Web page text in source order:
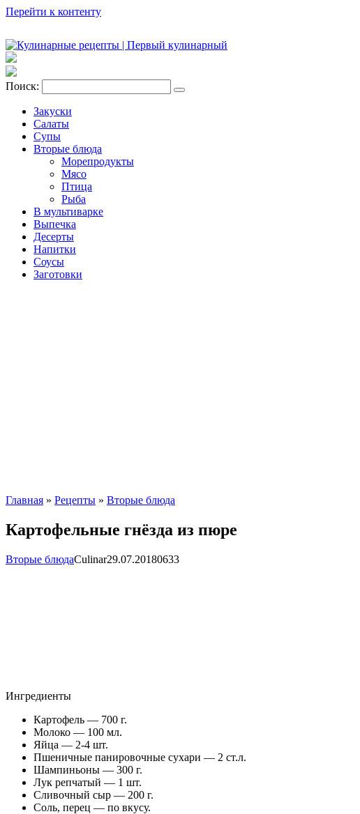
Перейти к контенту
Поиск:
Закуски
Салаты
Супы
Вторые блюда
Морепродукты
Мясо
Птица
Рыба
В мультиварке
Выпечка
Десерты
Напитки
Соусы
Заготовки
Главная » Рецепты » Вторые блюда
Картофельные гнёзда из пюре
Вторые блюдаСulinar29.07.20180633
Ингредиенты
Картофель — 700 г.
Молоко — 100 мл.
Яйца — 2-4 шт.
Пшеничные панировочные сухари — 2 ст.л.
Шампиньоны — 300 г.
Лук репчатый — 1 шт.
Сливочный сыр — 200 г.
Соль, перец — по вкусу.